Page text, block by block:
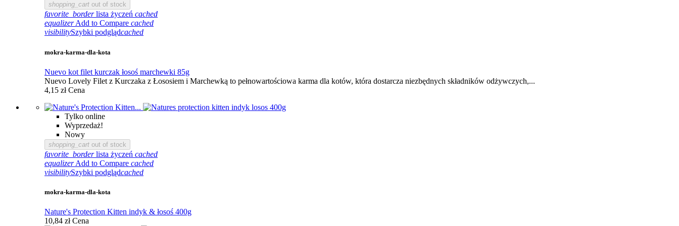
shopping_cart out of stock
favorite_border lista życzeń cached
equalizer Add to Compare cached
visibilitySzybki podglądcached
mokra-karma-dla-kota
Nuevo kot filet kurczak łosoś marchewki 85g
Nuevo Lovely Filet z Kurczaka z Łososiem i Marchewką to pełnowartościowa karma dla kotów, która dostarcza niezbędnych składników odżywczych,...
4,15 zł Cena
Tylko online
Wyprzedaż!
Nowy
shopping_cart out of stock
favorite_border lista życzeń cached
equalizer Add to Compare cached
visibilitySzybki podglądcached
mokra-karma-dla-kota
Nature's Protection Kitten indyk & łosoś 400g
10,84 zł Cena